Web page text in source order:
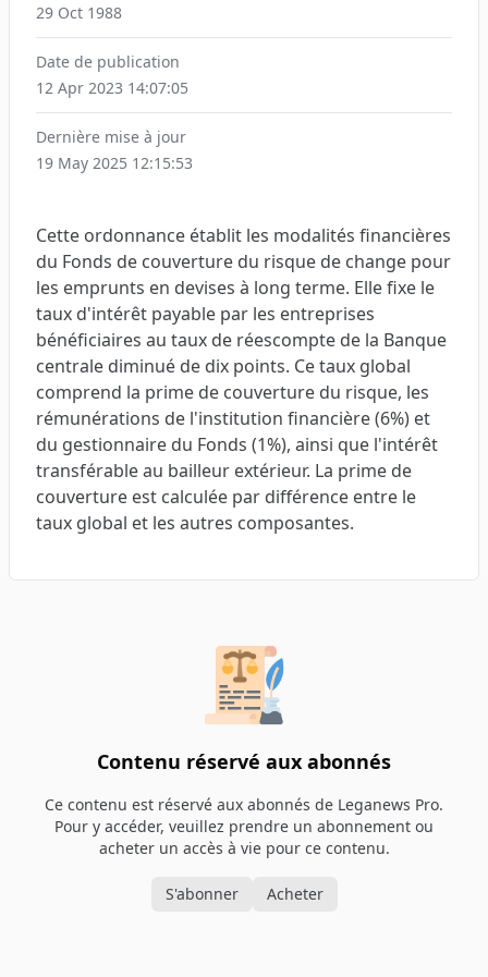
29 Oct 1988
Date de publication
12 Apr 2023 14:07:05
Dernière mise à jour
19 May 2025 12:15:53
Cette ordonnance établit les modalités financières
du Fonds de couverture du risque de change pour
les emprunts en devises à long terme. Elle fixe le
taux d'intérêt payable par les entreprises
bénéficiaires au taux de réescompte de la Banque
centrale diminué de dix points. Ce taux global
comprend la prime de couverture du risque, les
rémunérations de l'institution financière (6%) et
du gestionnaire du Fonds (1%), ainsi que l'intérêt
transférable au bailleur extérieur. La prime de
couverture est calculée par différence entre le
taux global et les autres composantes.
Contenu réservé aux abonnés
Ce contenu est réservé aux abonnés de Leganews Pro.
Pour y accéder, veuillez prendre un abonnement ou
acheter un accès à vie pour ce contenu.
S'abonner Acheter